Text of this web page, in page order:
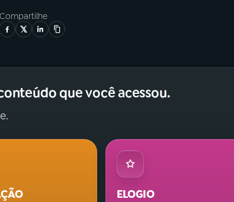
Compartilhe
que você acessou.
ELOGIO